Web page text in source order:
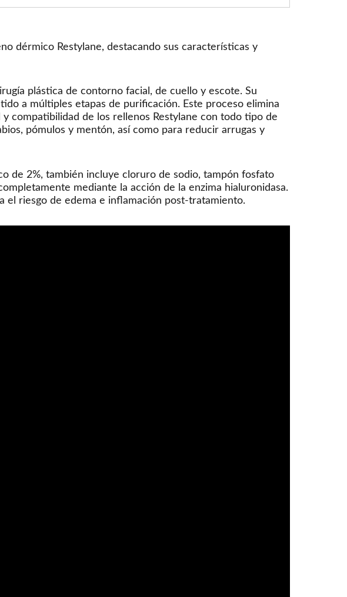
dérmico Restylane, destacando sus características y
plástica de contorno facial, de cuello y escote. Su
a múltiples etapas de purificación. Este proceso elimina
compatibilidad de los rellenos Restylane con todo tipo de
pómulos y mentón, así como para reducir arrugas y
de 2%, también incluye cloruro de sodio, tampón fosfato
mediante la acción de la enzima hialuronidasa.
el riesgo de edema e inflamación post-tratamiento.